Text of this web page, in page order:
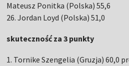
Mateusz Ponitka (Polska) 55,6
26. Jordan Loyd (Polska) 51,0
skuteczność za 3 punkty
1. Tornike Szengelia (Gruzja) 60,0